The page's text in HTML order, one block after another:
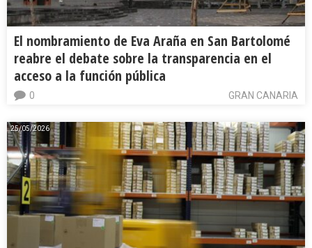
El nombramiento de Eva Araña en San Bartolomé
reabre el debate sobre la transparencia en el
acceso a la función pública
GRAN CANARIA
0
25/05/2026